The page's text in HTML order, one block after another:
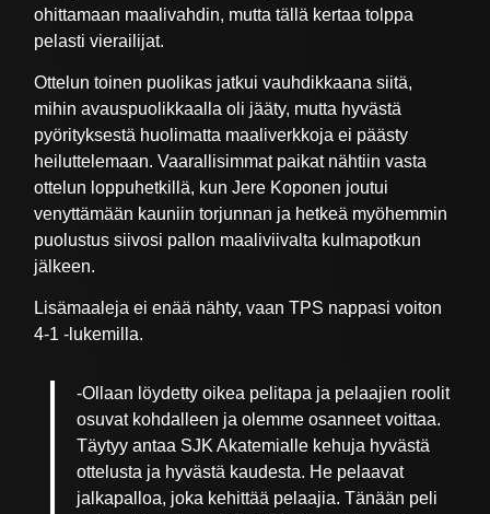
ohittamaan maalivahdin, mutta tällä kertaa tolppa
pelasti vierailijat.
Ottelun toinen puolikas jatkui vauhdikkaana siitä,
mihin avauspuolikkaalla oli jääty, mutta hyvästä
pyörityksestä huolimatta maaliverkkoja ei päästy
heiluttelemaan. Vaarallisimmat paikat nähtiin vasta
ottelun loppuhetkillä, kun Jere Koponen joutui
venyttämään kauniin torjunnan ja hetkeä myöhemmin
puolustus siivosi pallon maaliviivalta kulmapotkun
jälkeen.
Lisämaaleja ei enää nähty, vaan TPS nappasi voiton
4-1 -lukemilla.
-Ollaan löydetty oikea pelitapa ja pelaajien roolit
osuvat kohdalleen ja olemme osanneet voittaa.
Täytyy antaa SJK Akatemialle kehuja hyvästä
ottelusta ja hyvästä kaudesta. He pelaavat
jalkapalloa, joka kehittää pelaajia. Tänään peli